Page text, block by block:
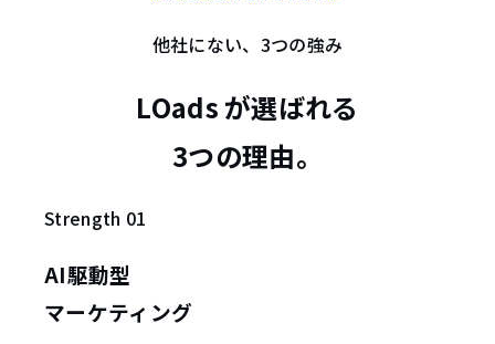
他社にない、3つの強み
LOads が選ばれる
3つの理由。
Strength 01
AI駆動型
マーケティング